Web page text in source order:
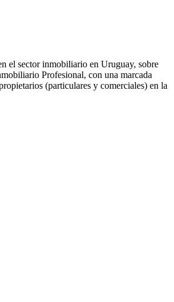
el sector inmobiliario en Uruguay, sobre
Profesional, con una marcada
(particulares y comerciales) en la